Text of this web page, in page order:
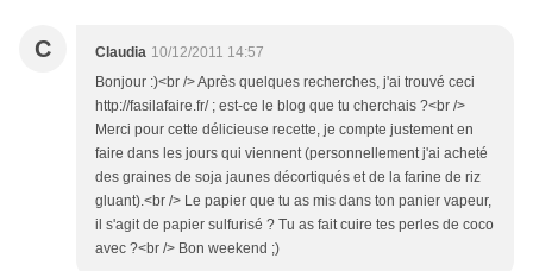
C Claudia 10/12/2011 14:57
Bonjour :)<br /> Après quelques recherches, j'ai trouvé ceci
http://fasilafaire.fr/ ; est-ce le blog que tu cherchais ?<br />
Merci pour cette délicieuse recette, je compte justement en
faire dans les jours qui viennent (personnellement j'ai acheté
des graines de soja jaunes décortiqués et de la farine de riz
gluant).<br /> Le papier que tu as mis dans ton panier vapeur,
il s'agit de papier sulfurisé ? Tu as fait cuire tes perles de coco
avec ?<br /> Bon weekend ;)